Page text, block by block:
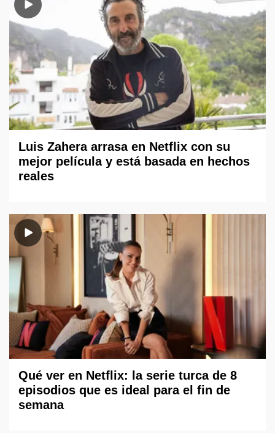
Luis Zahera arrasa en Netflix con su
mejor película y está basada en hechos
reales
Qué ver en Netflix: la serie turca de 8
episodios que es ideal para el fin de
semana